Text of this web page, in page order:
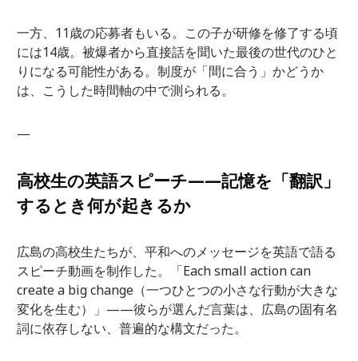
一方、11歳の応募者もいる。この子が研修を修了する頃
には14歳。被爆者から直接話を聞いた最後の世代のひと
りになる可能性がある。制度が「間に合う」かどうか
は、こうした時間軸の中で測られる。
—
高校生の英語スピーチ——記憶を「翻訳」
するとき何が起きるか
広島の高校生たちが、平和へのメッセージを英語で語る
スピーチ動画を制作した。「Each small action can
create a big change（一つひとつの小さな行動が大きな
変化を生む）」——彼らが選んだ言葉は、広島の固有名
詞に依存しない、普遍的な構文だった。